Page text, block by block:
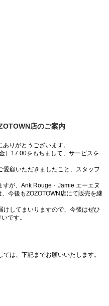
店のご案内
りがとうございます。
）17:00をもちまして、サービスを
愛顧いただきましたこと、スタッフ
が、Ank Rouge・Jamie エーエヌ
今後もZOZOTOWN店にて販売を継
けしてまいりますので、今後はぜひ
です。
は、下記までお願いいたします。